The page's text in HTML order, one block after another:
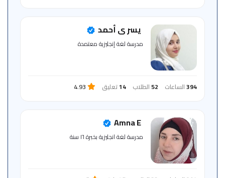
يسر ى أحمد
مدرسة لغة إنجليزية معتمدة
394الساعات 52الطلاب 14تعليق 4.93
Amna E
مدرسة لغة انجليزية بخبرة ١٦ سنة